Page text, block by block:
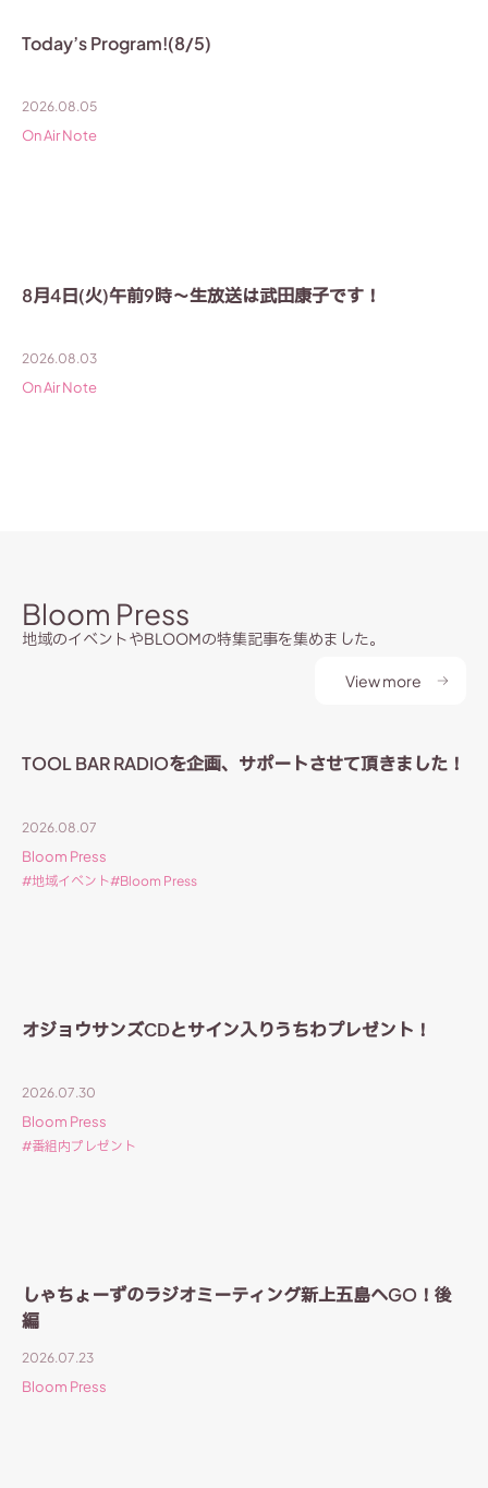
Today’s Program!(8/5)
2026.08.05
On Air Note
8月4日(火)午前9時〜生放送は武田康子です！
2026.08.03
On Air Note
Bloom Press
地域のイベントやBLOOMの特集記事を集めました。
View more
TOOL BAR RADIOを企画、サポートさせて頂きました！
2026.08.07
Bloom Press
地域イベント Bloom Press
オジョウサンズCDとサイン入りうちわプレゼント！
2026.07.30
Bloom Press
番組内プレゼント
しゃちょーずのラジオミーティング新上五島へGO！後
編
2026.07.23
Bloom Press